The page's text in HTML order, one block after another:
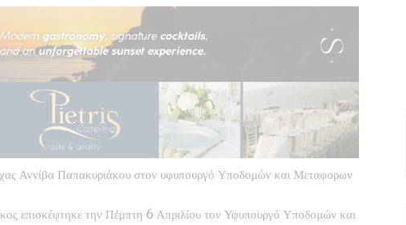
Αννίβα Παπακυριάκου στον υφυπουργό Υποδομών και Μεταφορων
επισκέφτηκε την Πέμπτη 6 Απριλίου τον Υφυπουργό Υποδομών και